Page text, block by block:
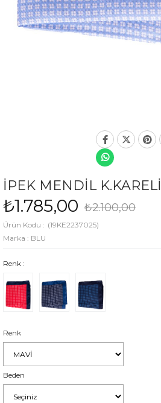
İPEK MENDİL K.KARELİ
₺2.100,00
₺1.785,00
(19KE2237025)
Marka : BLU
Renk :
Renk
Beden